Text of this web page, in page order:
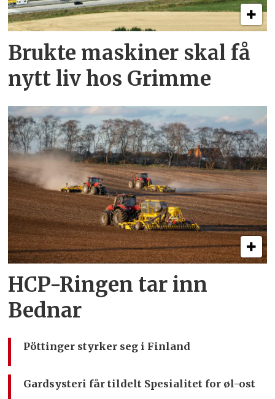
Brukte maskiner skal få
nytt liv hos Grimme
HCP-Ringen tar inn
Bednar
Pöttinger styrker seg i Finland
Gardsysteri får tildelt Spesialitet for øl-ost